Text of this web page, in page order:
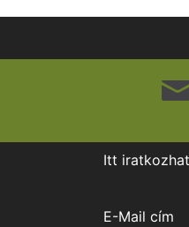
Itt
E-Mail cím